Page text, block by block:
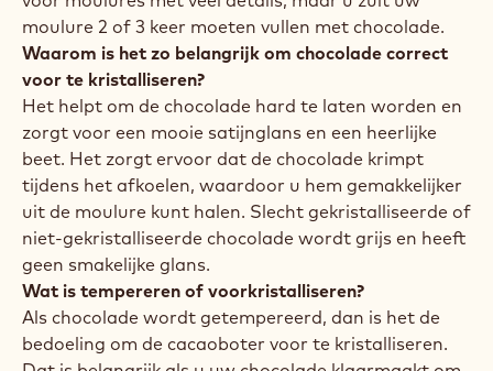
Waarom is vloeibaarheid zo belangrijk?
De vloeibaarheid van uw chocolade bepaalt de dikte
van de schelp en de beet van uw
chocoladeproducten: hoe vloeibaarder uw
chocolade, hoe dunner en knapperiger de schelp zal
zijn.
Als u chocolade met de juiste vloeibaarheid gebruikt,
bespaart u ook tijd: u kunt grote moulures in één
keer gieten met minder vloeibare chocolade.
Chocolade met een hogere vloeibaarheid is beter
voor moulures met veel details, maar u zult uw
moulure 2 of 3 keer moeten vullen met chocolade.
Waarom is het zo belangrijk om chocolade correct
voor te kristalliseren?